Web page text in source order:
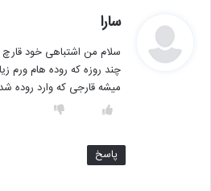
سارا
ت
:
سلام من اشتباهی خود قارچ
چند روزه که روده هام ورم
میشه قارجی که وارد روده
پاسخ